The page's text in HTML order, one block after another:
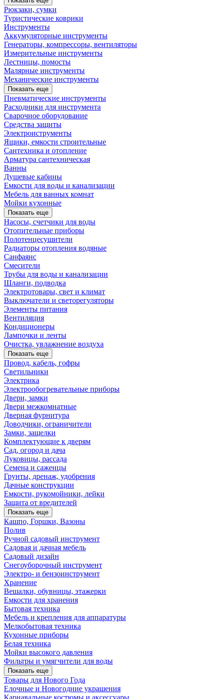
Рюкзаки, сумки
Туристические коврики
Инструменты
Аккумуляторные инструменты
Генераторы, компрессоры, вентиляторы
Измерительные инструменты
Лестницы, помосты
Малярные инструменты
Механические инструменты
Показать еще
Пневматические инструменты
Расходники для инструмента
Сварочное оборудование
Средства защиты
Электроиструменты
Ящики, емкости строительные
Сантехника и отопление
Арматура сантехническая
Ванны
Душевые кабины
Емкости для воды и канализации
Мебель для ванных комнат
Мойки кухонные
Показать еще
Насосы, счетчики для воды
Отопительные приборы
Полотенцесушители
Радиаторы отопления водяные
Санфаянс
Смесители
Трубы для воды и канализации
Шланги, подводка
Электротовары, свет и климат
Выключатели и светорегуляторы
Элементы питания
Вентиляция
Кондиционеры
Лампочки и ленты
Очистка, увлажнение воздуха
Показать еще
Провод, кабель, гофры
Светильники
Электрика
Электрообогревательные приборы
Двери, замки
Двери межкомнатные
Дверная фурнитура
Доводчики, ограничители
Замки, защелки
Комплектующие к дверям
Сад, огород и дача
Луковицы, рассада
Семена и саженцы
Грунты, дренаж, удобрения
Дачные конструкции
Емкости, рукомойники, лейки
Защита от вредителей
Показать еще
Кашпо, Горшки, Вазоны
Полив
Ручной садовый инструмент
Садовая и дачная мебель
Садовый дизайн
Снегоуборочный инструмент
Электро- и бензоинструмент
Хранение
Вешалки, обувницы, этажерки
Емкости для хранения
Бытовая техника
Мебель и крепления для аппаратуры
Мелкобытовая техника
Кухонные приборы
Белая техника
Мойки высокого давления
Фильтры и умягчители для воды
Показать еще
Товары для Нового Года
Елочные и Новогодние украшения
Карнавальные костюмы и аксессуары